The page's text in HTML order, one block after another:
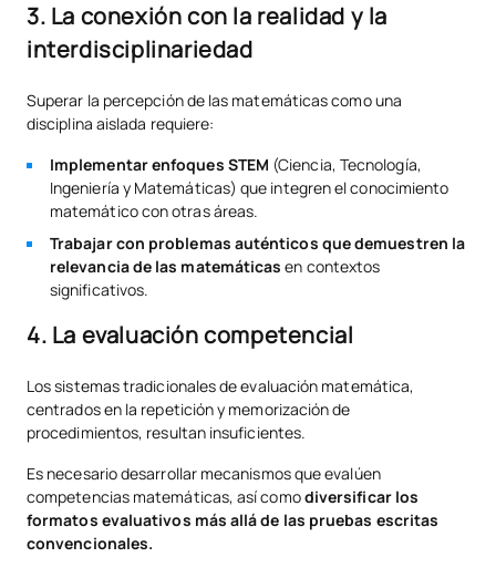
3. La conexión con la realidad y la
interdisciplinariedad
Superar la percepción de las matemáticas como una
disciplina aislada requiere:
Implementar enfoques STEM (Ciencia, Tecnología,
Ingeniería y Matemáticas) que integren el conocimiento
matemático con otras áreas.
Trabajar con problemas auténticos que demuestren la
relevancia de las matemáticasen contextos
significativos.
4. La evaluación competencial
Los sistemas tradicionales de evaluación matemática,
centrados en la repetición y memorización de
procedimientos, resultan insuficientes.
Es necesario desarrollar mecanismos que evalúen
competencias matemáticas, así comodiversificar los
formatos evaluativos más allá de las pruebas escritas
convencionales.